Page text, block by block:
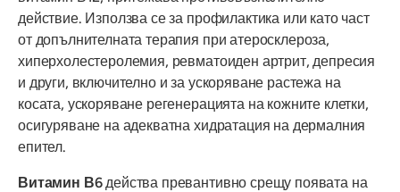
действие. Използва се за профилактика или като част
от допълнителната терапия при атеросклероза,
хиперхолестеролемия, ревматоиден артрит, депресия
и други, включително и за ускоряване растежа на
косата, ускоряване регенерацията на кожните клетки,
осигуряване на адекватна хидратация на дермалния
епител.
Витамин В6действа превантивно срещу появата на